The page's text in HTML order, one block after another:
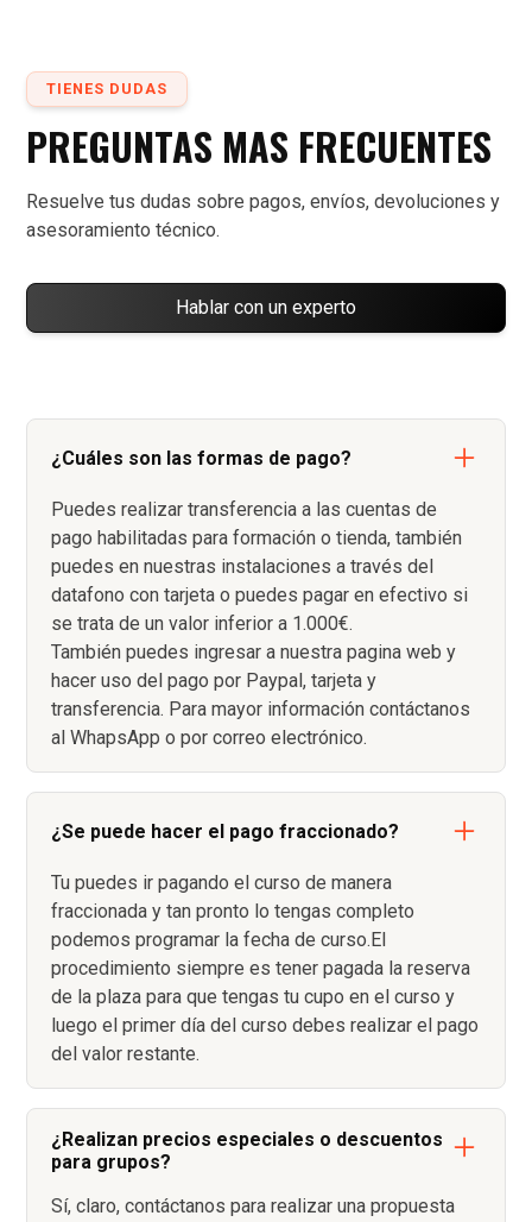
TIENES DUDAS
PREGUNTAS MAS FRECUENTES
Resuelve tus dudas sobre pagos, envíos, devoluciones y
asesoramiento técnico.
Hablar con un experto
¿Cuáles son las formas de pago?
Puedes realizar transferencia a las cuentas de
pago habilitadas para formación o tienda, también
puedes en nuestras instalaciones a través del
datafono con tarjeta o puedes pagar en efectivo si
se trata de un valor inferior a 1.000€.
También puedes ingresar a nuestra pagina web y
hacer uso del pago por Paypal, tarjeta y
transferencia. Para mayor información contáctanos
al WhapsApp o por correo electrónico.
¿Se puede hacer el pago fraccionado?
Tu puedes ir pagando el curso de manera
fraccionada y tan pronto lo tengas completo
podemos programar la fecha de curso.El
procedimiento siempre es tener pagada la reserva
de la plaza para que tengas tu cupo en el curso y
luego el primer día del curso debes realizar el pago
del valor restante.
¿Realizan precios especiales o descuentos
para grupos?
Sí, claro, contáctanos para realizar una propuesta